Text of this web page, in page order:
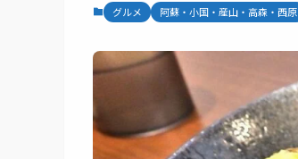
グルメ 阿蘇・小国・産山・高森・西原